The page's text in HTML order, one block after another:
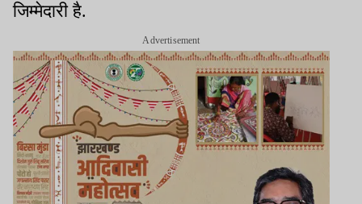
जिम्मेदारी है.
Advertisement